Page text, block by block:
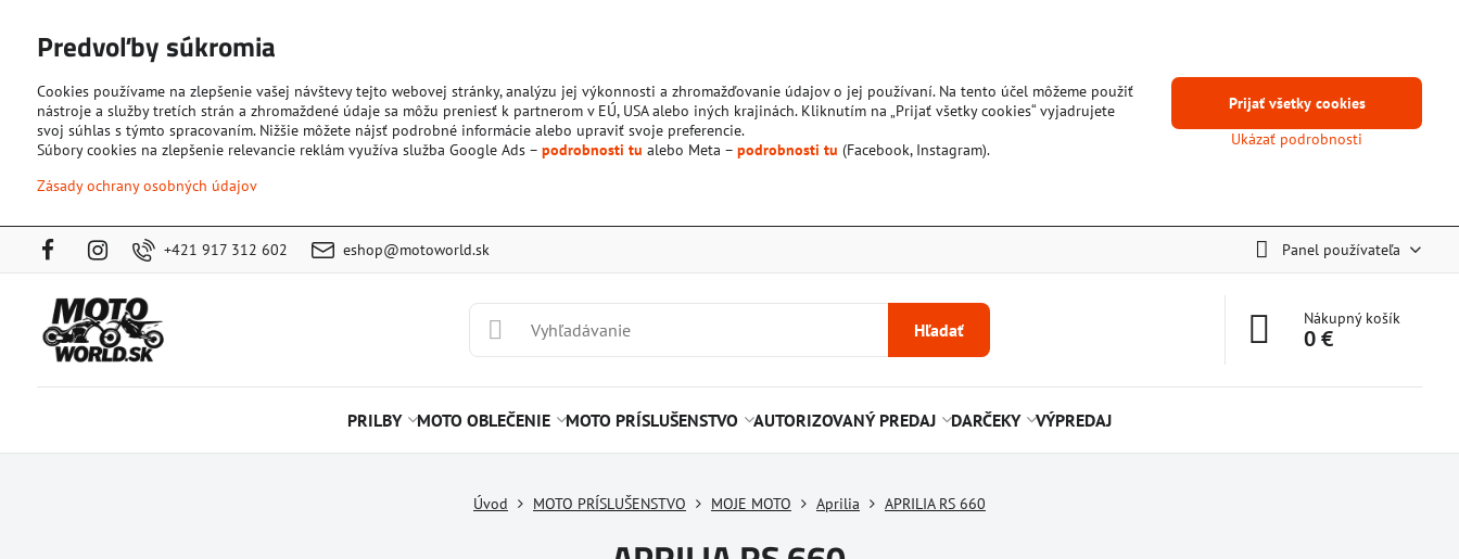
+421 917 312 602 eshop@motoworld.sk Panel používateľa
Hľadať
Nákupný košík
0 €
PRILBY MOTO OBLEČENIE MOTO PRÍSLUŠENSTVO AUTORIZOVANÝ PREDAJ DARČEKY VÝPREDAJ
Úvod MOTO PRÍSLUŠENSTVO MOJE MOTO Aprilia APRILIA RS 660
Predvoľby súkromia
Cookies používame na zlepšenie vašej návštevy tejto webovej stránky, analýzu jej výkonnosti a zhromažďovanie údajov o jej používaní. Na tento účel môžeme použiť
nástroje a služby tretích strán a zhromaždené údaje sa môžu preniesť k partnerom v EÚ, USA alebo iných krajinách. Kliknutím na „Prijať všetky cookies“ vyjadrujete
svoj súhlas s týmto spracovaním. Nižšie môžete nájsť podrobné informácie alebo upraviť svoje preferencie.
Súbory cookies na zlepšenie relevancie reklám využíva služba Google Ads – podrobnosti tu alebo Meta – podrobnosti tu (Facebook, Instagram).
Zásady ochrany osobných údajov
Ukázať podrobnosti
Prijať všetky cookies